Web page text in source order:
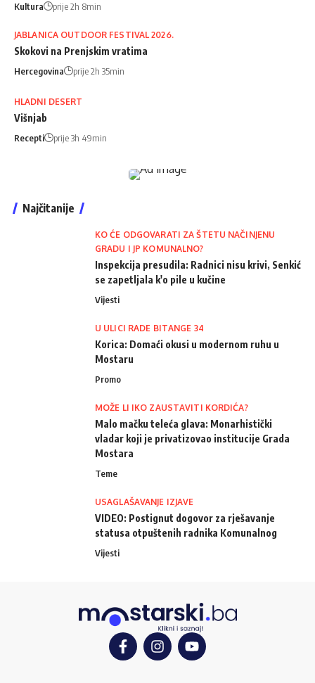
Kultura prije 2h 8min
JABLANICA OUTDOOR FESTIVAL 2026.
Skokovi na Prenjskim vratima
Hercegovina prije 2h 35min
HLADNI DESERT
Višnjab
Recepti prije 3h 49min
Najčitanije
KO ĆE ODGOVARATI ZA ŠTETU NAČINJENU
GRADU I JP KOMUNALNO?
Inspekcija presudila: Radnici nisu krivi, Senkić
se zapetljala k'o pile u kučine
Vijesti
U ULICI RADE BITANGE 34
Korica: Domaći okusi u modernom ruhu u
Mostaru
Promo
MOŽE LI IKO ZAUSTAVITI KORDIĆA?
Malo mačku teleća glava: Monarhistički
vladar koji je privatizovao institucije Grada
Mostara
Teme
USAGLAŠAVANJE IZJAVE
VIDEO: Postignut dogovor za rješavanje
statusa otpuštenih radnika Komunalnog
Vijesti